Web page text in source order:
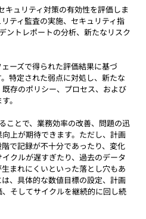
キュリティ対策の有効性を評価しま
ティ監査の実施、セキュリティ指
ントレポートの分析、新たなリスク
ーズで得られた評価結果に基づ
特定された弱点に対処し、新たな
存のポリシー、プロセス、および
。
ことで、業務効率の改善、問題の迅
上が期待できます。ただし、計画
で記録が不十分であったり、変化
クルが遅すぎたり、過去のデータ
まれにくいといった落とし穴もあ
、具体的な数値目標の設定、計画
そしてサイクルを継続的に回し続